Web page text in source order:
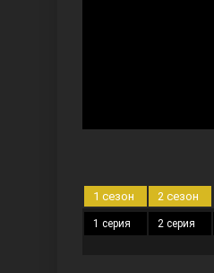
Красивее, чем ты
1 сезон 2 сезон
1 серия 2 серия